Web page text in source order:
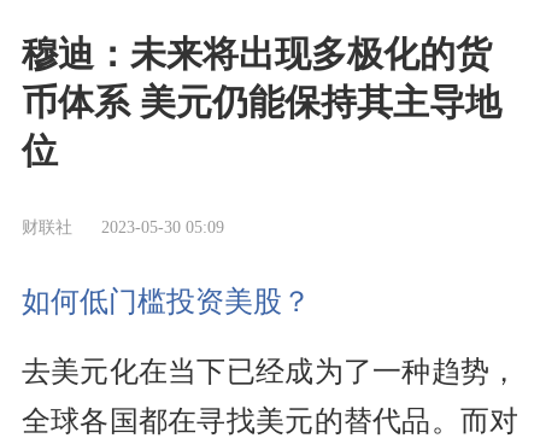
穆迪：未来将出现多极化的货
币体系 美元仍能保持其主导地
位
财联社 2023-05-30 05:09
如何低门槛投资美股？
去美元化在当下已经成为了一种趋势，
全球各国都在寻找美元的替代品。而对